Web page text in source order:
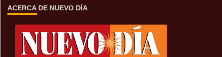
ACERCA DE NUEVO DÍA